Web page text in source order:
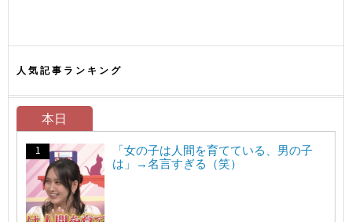
人気記事ランキング
本日
「女の子は人間を育てている、男の子
は」→名言すぎる（笑）